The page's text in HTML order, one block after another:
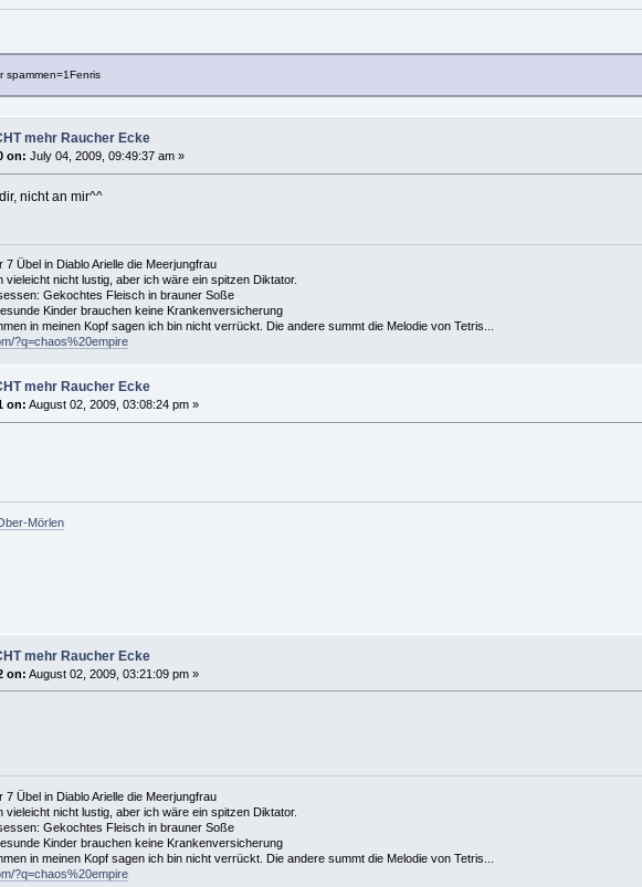
spammen=1Fenris
mehr Raucher Ecke
on: July 04, 2009, 09:49:37 am »
nicht an mir^^
7 Übel in Diablo Arielle die Meerjungfrau
vieleicht nicht lustig, aber ich wäre ein spitzen Diktator.
Gekochtes Fleisch in brauner Soße
Kinder brauchen keine Krankenversicherung
in meinen Kopf sagen ich bin nicht verrückt. Die andere summt die Melodie von Tetris...
?q=chaos%20empire
mehr Raucher Ecke
on: August 02, 2009, 03:08:24 pm »
Mörlen
mehr Raucher Ecke
on: August 02, 2009, 03:21:09 pm »
7 Übel in Diablo Arielle die Meerjungfrau
vieleicht nicht lustig, aber ich wäre ein spitzen Diktator.
Gekochtes Fleisch in brauner Soße
Kinder brauchen keine Krankenversicherung
in meinen Kopf sagen ich bin nicht verrückt. Die andere summt die Melodie von Tetris...
?q=chaos%20empire